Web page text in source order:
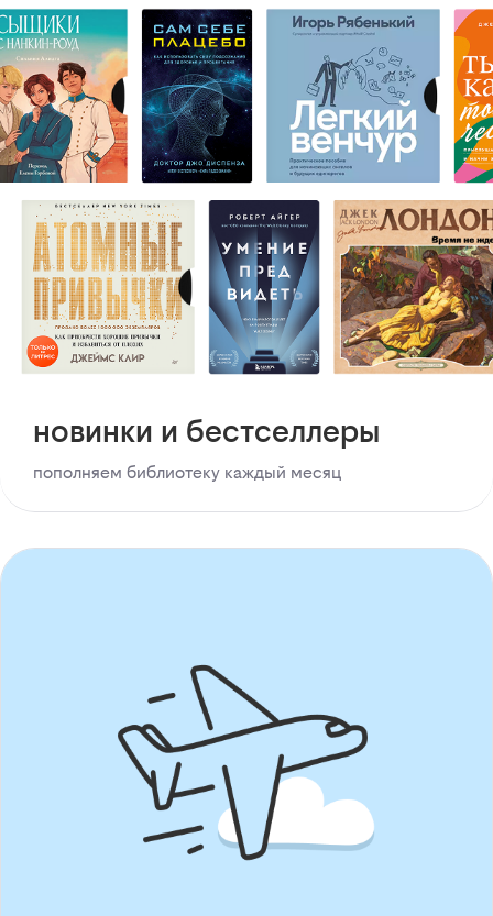
новинки и бестселлеры
пополняем библиотеку каждый месяц